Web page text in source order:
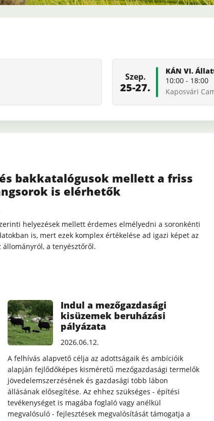
Szep.
25-27.
KÁN VI.
10:00 - 18:00
Kaposvári
bakkatalógusok mellett a friss
is elérhetők
helyezések mellett érdemes elmélyedni a soronkénti
is, mert ezek komplex értékelése ad igazi képet az
állományról, a tenyésztőről.
Indul a mezőgazdasági
kisüzemek beruházási
pályázata
2026.06.12.
A felhívás alapvető célja az adottságaik és ambícióik
alapján fejlődőképes kisméretű mezőgazdasági termelők
jövedelemszerzésének és gazdasági több lábon
állásának elősegítése. Az ehhez szükséges - építési
tevékenységet is magába foglaló vagy anélkül
megvalósuló - fejlesztések megvalósítását támogatja a